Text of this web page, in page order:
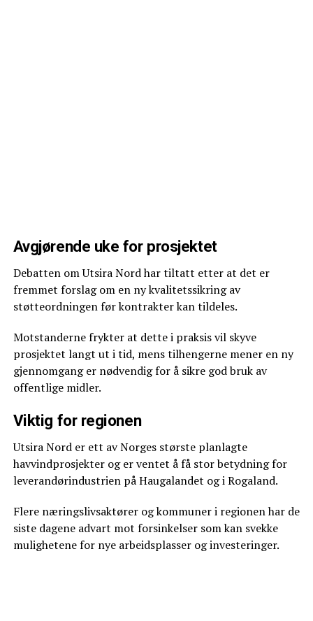
Avgjørende uke for prosjektet
Debatten om Utsira Nord har tiltatt etter at det er
fremmet forslag om en ny kvalitetssikring av
støtteordningen før kontrakter kan tildeles.
Motstanderne frykter at dette i praksis vil skyve
prosjektet langt ut i tid, mens tilhengerne mener en ny
gjennomgang er nødvendig for å sikre god bruk av
offentlige midler.
Viktig for regionen
Utsira Nord er ett av Norges største planlagte
havvindprosjekter og er ventet å få stor betydning for
leverandørindustrien på Haugalandet og i Rogaland.
Flere næringslivsaktører og kommuner i regionen har de
siste dagene advart mot forsinkelser som kan svekke
mulighetene for nye arbeidsplasser og investeringer.